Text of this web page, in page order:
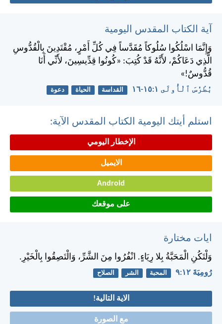
آية الكتاب المقدس اليومية
وَإِنَّمَا اسْلُكُوا سُلُوكاً مُقَدَّساً فِي كُلِّ أَمْرٍ، مُقْتَدِينَ بِالْقُدُّوسِ
الَّذِي دَعَاكُمْ، لأَنَّهُ قَدْ كُتِبَ: «كُونُوا قِدِّيسِينَ، لأَنِّي أَنَا
قُدُّوسٌ!»
بُطْرُسَ ٱلْأُولَى ١:‏١٥-‏١٦ القداسة الحياة دعوة
استلم أيتك اليومية الكتاب المقدس الآية:
الإخطار اليومي
الايميل
Android
على موقعك
ايات مختارة
وَلْتَكُنِ الْمَحَبَّةُ بِلا رِيَاءٍ. انْفُرُوا مِنَ الشَّرِّ، وَالْتَصِقُوا بِالْخَيْرِ.
رُومِيَةَ ١٢:‏٩ المحبة الشر الصلاح
الاية التالية!
مع الصورة